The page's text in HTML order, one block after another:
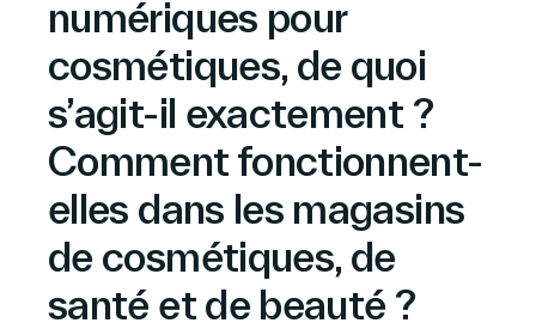
numériques pour
cosmétiques, de quoi
s’agit-il exactement ?
Comment fonctionnent-
elles dans les magasins
de cosmétiques, de
santé et de beauté ?